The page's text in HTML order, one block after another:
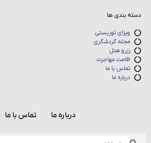
دسته بندی ها
ویزای توریستی
مجله گردشگری
رزرو هتل
اقامت مهاجرت
تماس با ما
درباره ما
درباره ما تماس با ما